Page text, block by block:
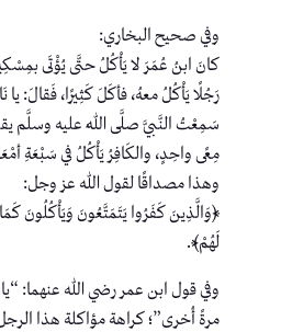
وفي صحيح البخاري:
كانَ ابنُ عُمَرَ لا يَأْكُلُ حتَّى يُؤْتَى
رَجُلًا يَأْكُلُ معهُ، فأكَلَ كَثِيرًا، فَقالَ: يا
سَمِعْتُ النَّبيَّ صلَّى اللهُ عليه وسلَّم
مِعًى واحِدٍ، والكَافِرُ يَأْكُلُ في سَبْعَةِ
وهذا مصداقًا لقول الله عز وجل:
﴿وَالَّذِينَ كَفَرُوا يَتَمَتَّعُونَ وَيَأْكُلُونَ كَمَا
لَهُمْ﴾.
وفي قول ابن عمر رضي الله عنهما:
مرةً أُخرى”؛ كراهة مؤاكلة هذا